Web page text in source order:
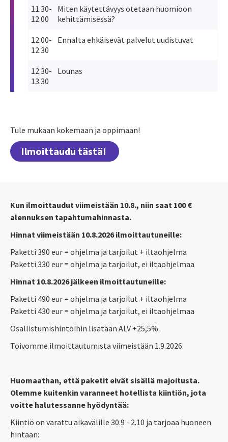
11.30-
12.00
Miten käytettävyys otetaan huomioon
kehittämisessä?
12.00-
12.30
Ennalta ehkäisevät palvelut uudistuvat
12.30-
13.30
Lounas
Tule mukaan kokemaan ja oppimaan!
Ilmoittaudu tästä!
Kun ilmoittaudut viimeistään 10.8., niin saat 100 €
alennuksen tapahtumahinnasta.
Hinnat viimeistään 10.8.2026 ilmoittautuneille:
Paketti 390 eur = ohjelma ja tarjoilut + iltaohjelma
Paketti 330 eur = ohjelma ja tarjoilut, ei iltaohjelmaa
Hinnat 10.8.2026 jälkeen ilmoittautuneille:
Paketti 490 eur = ohjelma ja tarjoilut + iltaohjelma
Paketti 430 eur = ohjelma ja tarjoilut, ei iltaohjelmaa
Osallistumishintoihin lisätään ALV +25,5%.
Toivomme ilmoittautumista viimeistään 1.9.2026.
Huomaathan, että paketit eivät sisällä majoitusta.
Olemme kuitenkin varanneet hotellista kiintiön, jota
voitte halutessanne hyödyntää:
Kiintiö on varattu aikavälille 30.9 - 2.10 ja tarjoaa huoneen
hintaan: